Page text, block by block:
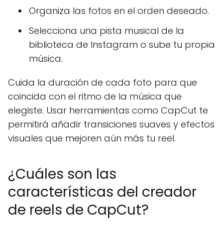
Organiza las fotos en el orden deseado.
Selecciona una pista musical de la
biblioteca de Instagram o sube tu propia
música.
Cuida la duración de cada foto para que
coincida con el ritmo de la música que
elegiste. Usar herramientas como CapCut te
permitirá añadir transiciones suaves y efectos
visuales que mejoren aún más tu reel.
¿Cuáles son las
características del creador
de reels de CapCut?